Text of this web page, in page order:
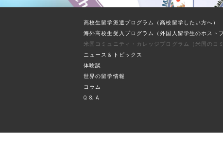
高校生留学派遣プログラム
（高校留学したい方へ）
海外高校生受入プログラム
（外国人留学生のホスト
米国コミュニティ・カレッジプログラム
（米国のコ
ニュース＆トピックス
体験談
世界の留学情報
コラム
Q & A